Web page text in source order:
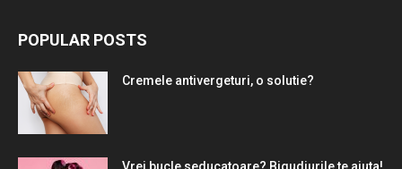
POPULAR POSTS
Cremele antivergeturi, o solutie?